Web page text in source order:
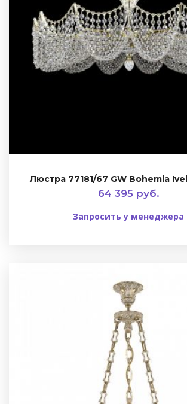
Люстра 77181/67 GW Bohemia
64 395 руб.
Запросить у менеджера